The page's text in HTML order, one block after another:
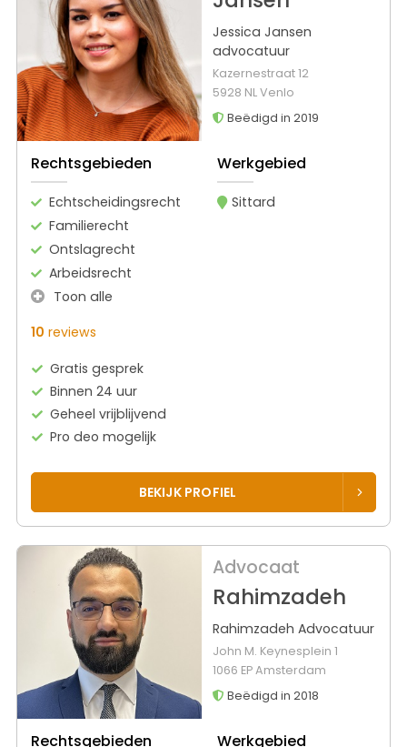
Jessica Jansen
advocatuur
Kazernestraat 12
5928 NL Venlo
Beëdigd in 2019
Rechtsgebieden
Echtscheidingsrecht
Familierecht
Ontslagrecht
Arbeidsrecht
Toon alle
Werkgebied
Sittard
10 reviews
Gratis gesprek
Binnen 24 uur
Geheel vrijblijvend
Pro deo mogelijk
BEKIJK PROFIEL
Advocaat
Rahimzadeh
Rahimzadeh Advocatuur
John M. Keynesplein 1
1066 EP Amsterdam
Beëdigd in 2018
Rechtsgebieden Werkgebied